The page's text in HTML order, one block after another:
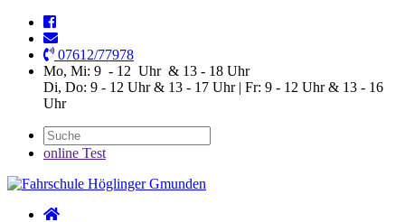
07612/77978
Mo, Mi: 9 - 12 Uhr & 13 - 18 Uhr
Di, Do: 9 - 12 Uhr & 13 - 17 Uhr | Fr: 9 - 12 Uhr & 13 - 16
Uhr
online Test